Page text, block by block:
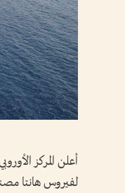
أعلن المركز
لفيروس هانتا